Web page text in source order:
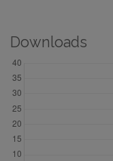
Downloads